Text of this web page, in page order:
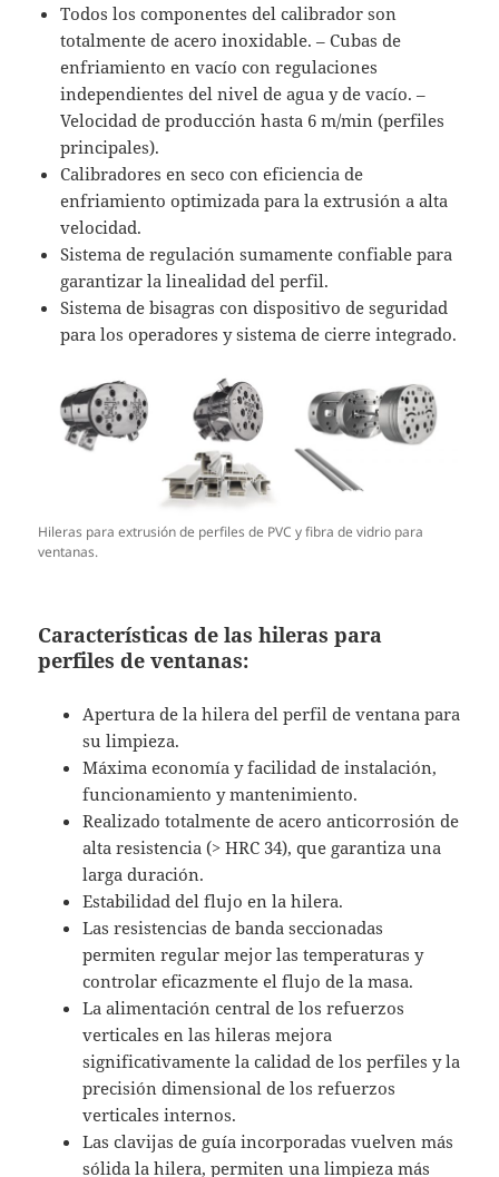
Todos los componentes del calibrador son
totalmente de acero inoxidable. – Cubas de
enfriamiento en vacío con regulaciones
independientes del nivel de agua y de vacío. –
Velocidad de producción hasta 6 m/min (perfiles
principales).
Calibradores en seco con eficiencia de
enfriamiento optimizada para la extrusión a alta
velocidad.
Sistema de regulación sumamente confiable para
garantizar la linealidad del perfil.
Sistema de bisagras con dispositivo de seguridad
para los operadores y sistema de cierre integrado.
Hileras para extrusión de perfiles de PVC y fibra de vidrio para
ventanas.
Características de las hileras para
perfiles de ventanas:
Apertura de la hilera del perfil de ventana para
su limpieza.
Máxima economía y facilidad de instalación,
funcionamiento y mantenimiento.
Realizado totalmente de acero anticorrosión de
alta resistencia (> HRC 34), que garantiza una
larga duración.
Estabilidad del flujo en la hilera.
Las resistencias de banda seccionadas
permiten regular mejor las temperaturas y
controlar eficazmente el flujo de la masa.
La alimentación central de los refuerzos
verticales en las hileras mejora
significativamente la calidad de los perfiles y la
precisión dimensional de los refuerzos
verticales internos.
Las clavijas de guía incorporadas vuelven más
sólida la hilera, permiten una limpieza más